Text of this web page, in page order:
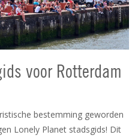
voor Rotterdam
bestemming geworden
Lonely Planet stadsgids! Dit